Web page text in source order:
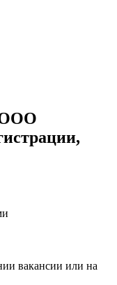
ООО
вакансии или на